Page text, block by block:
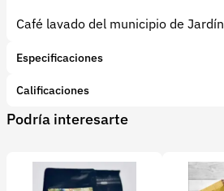
Café lavado del municipio de Jardín
Especificaciones
Marca:
Café lavado
Tipo de producto:Producto final
Subcategoría:Café
Calificaciones
1 Star
2 Star
3 Star4 Star
0 calificaciones
Podría interesarte